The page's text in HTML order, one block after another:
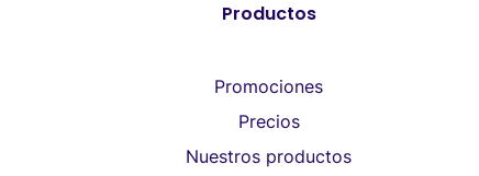
Productos
Promociones
Precios
Nuestros productos